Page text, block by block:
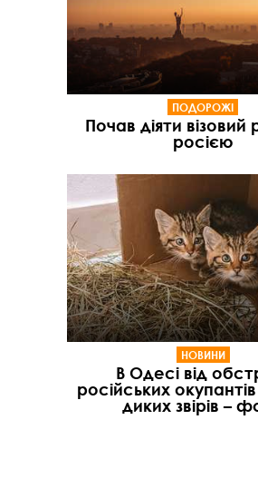
ПОДОРОЖІ
Почав діяти
росією
НОВИНИ
В Одесі від
російських
диких звірів –